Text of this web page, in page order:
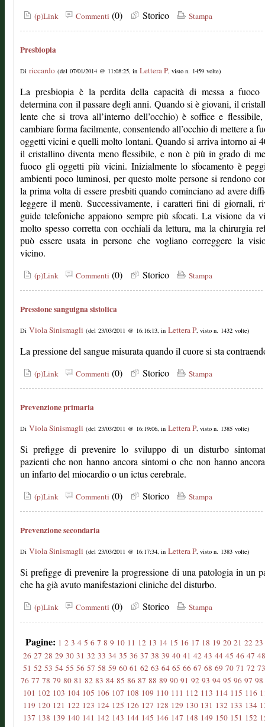
(p)Link Commenti (0) Storico Stampa
Presbiopia
Di riccardo (del 07/01/2014 @ 11:08:25, in Lettera P, visto n. 1459 volte)
La presbiopia è la perdita della capacità di messa a fuoco
determina con il passare degli anni. Quando si è giovani, il
lente che si trova all’interno dell’occhio) è soffice e
cambiare forma facilmente, consentendo all’occhio di mettere a
oggetti vicini e quelli molto lontani. Quando si arriva intorno ai
il cristallino diventa meno flessibile, e non è più in grado di
fuoco gli oggetti più vicini. Inizialmente lo sfocamento è
ambienti poco luminosi, per questo molte persone si rendono
la prima volta di essere presbiti quando cominciano ad avere
leggere il menù. Successivamente, i caratteri fini di giornali,
guide telefoniche appaiono sempre più sfocati. La visione da
molto spesso corretta con occhiali da lettura, ma la chirurgia
può essere usata in persone che vogliano correggere la
vicino.
(p)Link Commenti (0) Storico Stampa
Pressione sanguigna sistolica
Di Viola Sinismagli (del 23/03/2011 @ 16:16:13, in Lettera P, visto n. 1432 volte)
La pressione del sangue misurata quando il cuore si sta
(p)Link Commenti (0) Storico Stampa
Prevenzione primaria
Di Viola Sinismagli (del 23/03/2011 @ 16:19:06, in Lettera P, visto n. 1385 volte)
Si prefigge di prevenire lo sviluppo di un disturbo
pazienti che non hanno ancora sintomi o che non hanno
un infarto del miocardio o un ictus cerebrale.
(p)Link Commenti (0) Storico Stampa
Prevenzione secondaria
Di Viola Sinismagli (del 23/03/2011 @ 16:17:34, in Lettera P, visto n. 1383 volte)
Si prefigge di prevenire la progressione di una patologia in un
che ha già avuto manifestazioni cliniche del disturbo.
(p)Link Commenti (0) Storico Stampa
Pagine: 1 2 3 4 5 6 7 8 9 10 11 12 13 14 15 16 17 18 19 20 21 22 23
26 27 28 29 30 31 32 33 34 35 36 37 38 39 40 41 42 43 44 45 46 47 48
51 52 53 54 55 56 57 58 59 60 61 62 63 64 65 66 67 68 69 70 71 72 73
76 77 78 79 80 81 82 83 84 85 86 87 88 89 90 91 92 93 94 95 96 97 98
101 102 103 104 105 106 107 108 109 110 111 112 113 114 115 116
119 120 121 122 123 124 125 126 127 128 129 130 131 132 133 134
137 138 139 140 141 142 143 144 145 146 147 148 149 150 151 152